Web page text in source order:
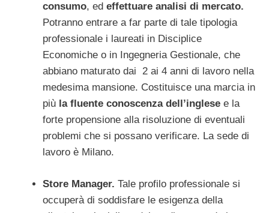
consumo, ed effettuare analisi di mercato.
Potranno entrare a far parte di tale tipologia
professionale i laureati in Disciplice
Economiche o in Ingegneria Gestionale, che
abbiano maturato dai 2 ai 4 anni di lavoro nella
medesima mansione. Costituisce una marcia in
più la fluente conoscenza dell’inglese e la
forte propensione alla risoluzione di eventuali
problemi che si possano verificare. La sede di
lavoro è Milano.
Store Manager. Tale profilo professionale si
occuperà di soddisfare le esigenza della